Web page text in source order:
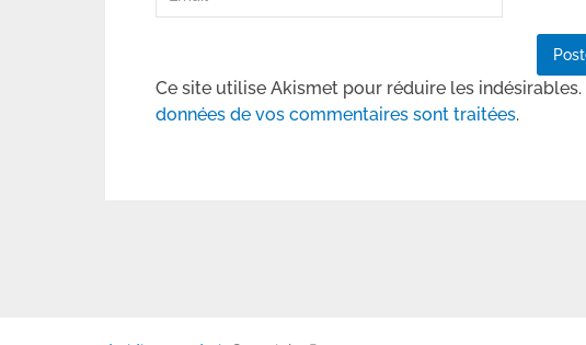
Ce site utilise Akismet pour réduire les indésirables.
données de vos commentaires sont traitées.